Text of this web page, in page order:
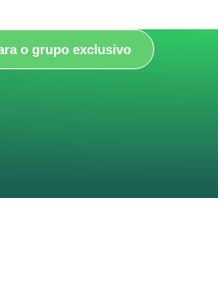
o grupo exclusivo